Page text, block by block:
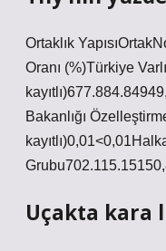
Ortaklık
Oranı (%)Türkiye
Bakanlığı
Uçakta kara